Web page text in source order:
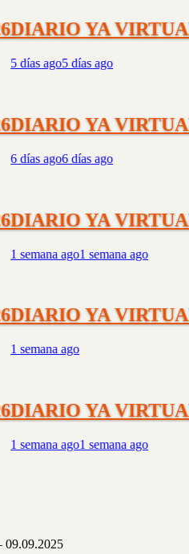
YA VIRTUAL
días ago5 días ago
YA VIRTUAL
días ago6 días ago
YA VIRTUAL
semana ago 1 semana ago
YA VIRTUAL
semana ago
YA VIRTUAL
semana ago 1 semana ago